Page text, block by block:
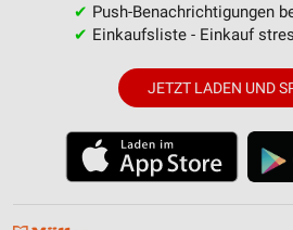
✔ Push-Benachrichtigungen
✔ Einkaufsliste - Einkauf
JETZT LADEN UND